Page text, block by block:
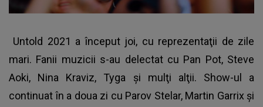
Untold 2021 a început joi, cu reprezentaţii de zile
mari. Fanii muzicii s-au delectat cu Pan Pot, Steve
Aoki, Nina Kraviz, Tyga şi mulţi alţii. Show-ul a
continuat în a doua zi cu Parov Stelar, Martin Garrix şi